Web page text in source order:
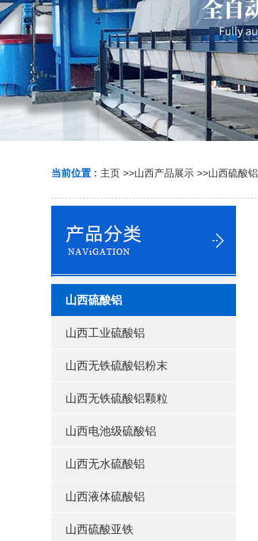
当前位置 : 主页 >>山西产品展示 >>山西硫酸铝
山西硫酸铝
山西工业硫酸铝
山西无铁硫酸铝粉末
山西无铁硫酸铝颗粒
山西电池级硫酸铝
山西无水硫酸铝
山西液体硫酸铝
山西硫酸亚铁